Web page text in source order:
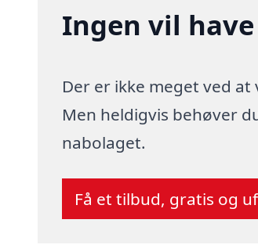
Ingen vil
Der er ikke meget ved
Men heldigvis behøver
nabolaget.
Få et tilbud, gratis og